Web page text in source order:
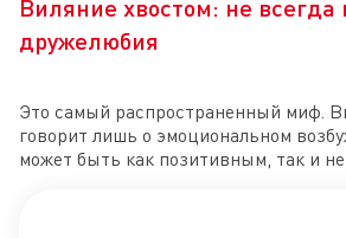
Виляние хвостом: не всегда
дружелюбия
Это самый распространенный миф.
говорит лишь о эмоциональном
может быть как позитивным, так и